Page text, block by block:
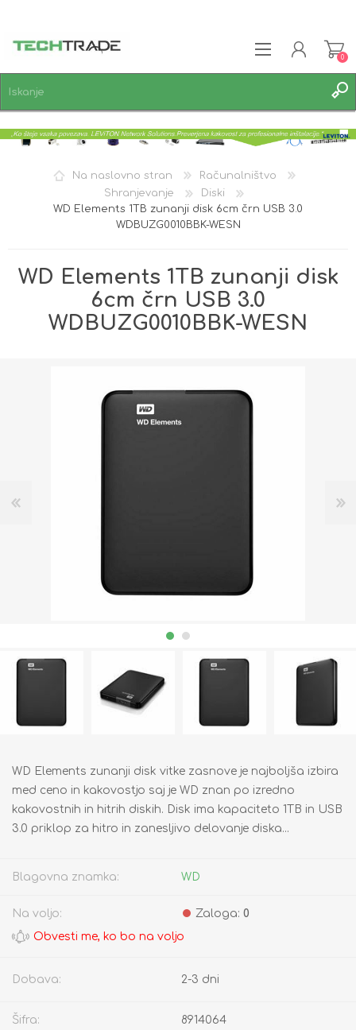
PRIJAVA
0
Na naslovno stran
Računalništvo
Shranjevanje
Diski
WD Elements 1TB zunanji disk 6cm črn USB 3.0
WDBUZG0010BBK-WESN
WD Elements 1TB zunanji disk
6cm črn USB 3.0
WDBUZG0010BBK-WESN
WD Elements zunanji disk vitke zasnove je najboljša izbira
med ceno in kakovostjo saj je WD znan po izredno
kakovostnih in hitrih diskih. Disk ima kapaciteto 1TB in USB
3.0 priklop za hitro in zanesljivo delovanje diska...
Blagovna znamka: WD
Na voljo: Zaloga: 0
Dobava: 2-3 dni
Šifra: 8914064